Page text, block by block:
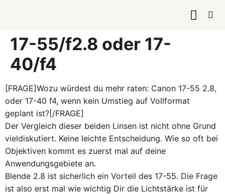
17-55/f2.8 oder 17-
40/f4
[FRAGE]Wozu würdest du mehr raten: Canon 17-55 2.8,
oder 17-40 f4, wenn kein Umstieg auf Vollformat
geplant ist?[/FRAGE]
Der Vergleich dieser beiden Linsen ist nicht ohne Grund
vieldiskutiert. Keine leichte Entscheidung. Wie so oft bei
Objektiven kommt es zuerst mal auf deine
Anwendungsgebiete an.
Blende 2.8 ist sicherlich ein Vorteil des 17-55. Die Frage
ist also erst mal wie wichtig Dir die Lichtstärke ist für